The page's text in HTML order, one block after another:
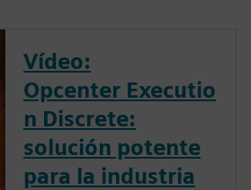
Vídeo:
Opcenter Executio
n Discrete:
solución potente
para la industria